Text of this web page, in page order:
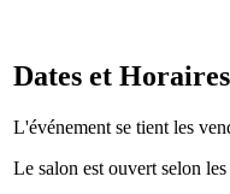
Dates et Horaires
L'événement se tient les
Le salon est ouvert selon